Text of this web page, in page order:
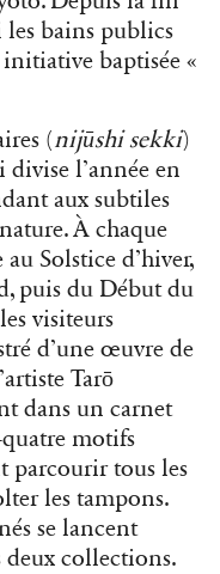
les bains publics
baptisée «
(nijūshi sekki)
l’année en
aux subtiles
À chaque
Solstice d’hiver,
puis du Début du
visiteurs
d’une œuvre de
Tarō
dans un carnet
motifs
parcourir tous les
les tampons.
se lancent
deux collections.